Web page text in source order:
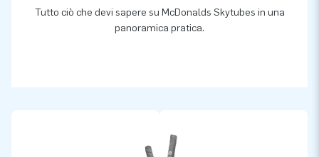
Tutto ciò che devi sapere su McDonalds Skytubes in una
panoramica pratica.